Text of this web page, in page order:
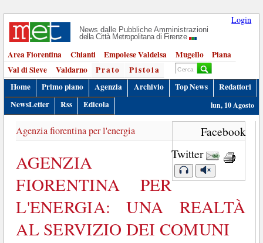
Login
News dalle Pubbliche Amministrazioni
della Città Metropolitana di Firenze
Area Fiorentina Chianti Empolese Valdelsa Mugello
Piana
Val di Sieve
Valdarno Prato
Pistoia
Home
Primo piano Agenzia Archivio Top News
Redattori
NewsLetter
Rss Edicola lun, 10 Agosto
Facebook
Twitter
Agenzia fiorentina per l'energia
AGENZIA
FIORENTINA PER
L'ENERGIA: UNA REALTÀ
AL SERVIZIO DEI COMUNI